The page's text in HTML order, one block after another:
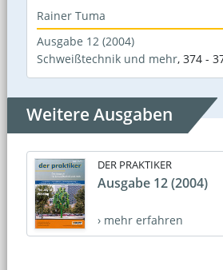
Rainer Tuma
Ausgabe 12 (2004)
Schweißtechnik und mehr, 374 -
Weitere Ausgaben
DER PRAKTIKER
Ausgabe 12 (2004)
› mehr erfahren